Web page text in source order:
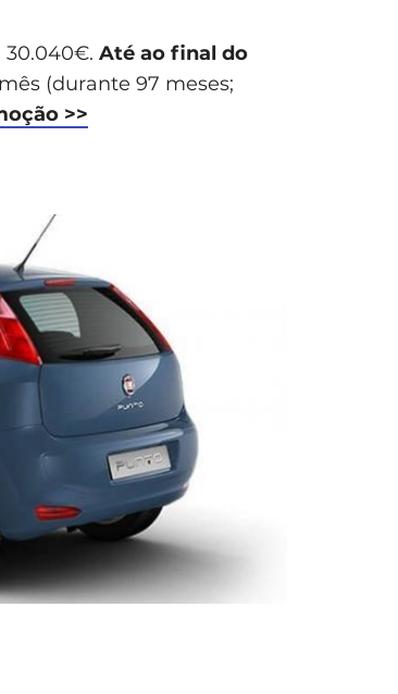
30.040€. Até ao final do
(durante 97 meses;
>>